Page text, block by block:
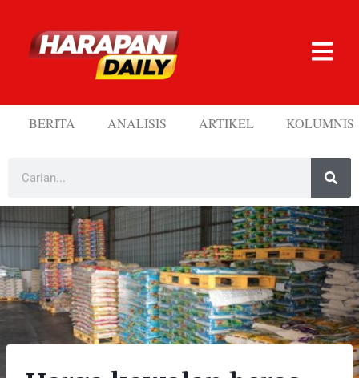
BERITA ANALISIS ARTIKEL KOLUMNIS